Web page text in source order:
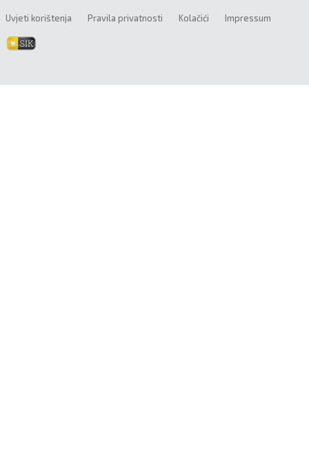
Uvjeti korištenja Pravila privatnosti Kolačići Impressum